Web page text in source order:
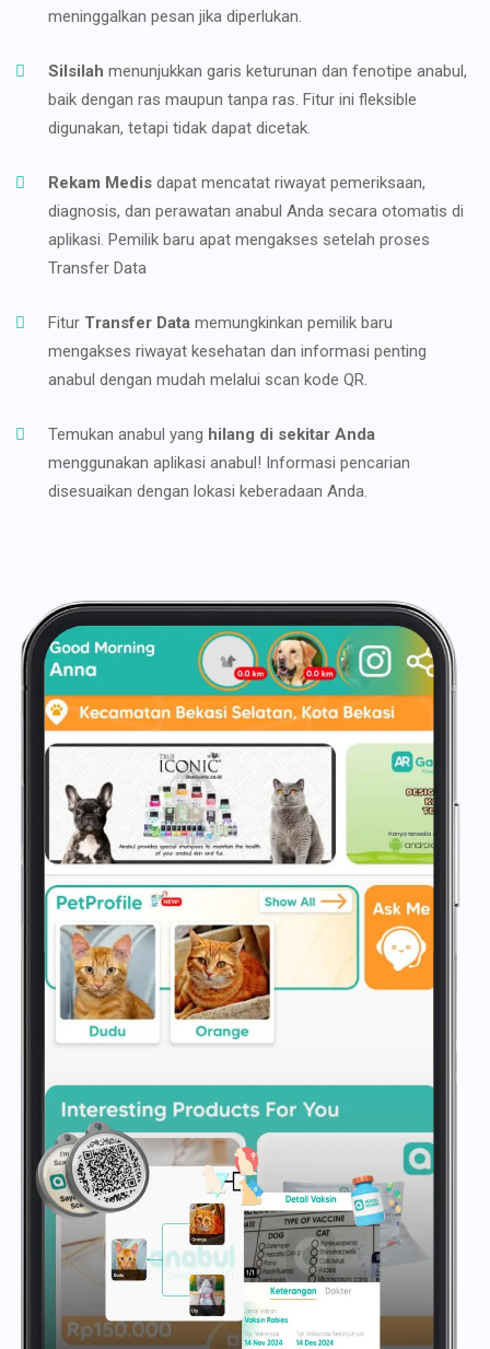
meninggalkan pesan jika diperlukan.
Silsilah menunjukkan garis keturunan dan fenotipe anabul,
baik dengan ras maupun tanpa ras. Fitur ini fleksible
digunakan, tetapi tidak dapat dicetak.
Rekam Medis dapat mencatat riwayat pemeriksaan,
diagnosis, dan perawatan anabul Anda secara otomatis di
aplikasi. Pemilik baru apat mengakses setelah proses
Transfer Data
Fitur Transfer Data memungkinkan pemilik baru
mengakses riwayat kesehatan dan informasi penting
anabul dengan mudah melalui scan kode QR.
Temukan anabul yang hilang di sekitar Anda
menggunakan aplikasi anabul! Informasi pencarian
disesuaikan dengan lokasi keberadaan Anda.